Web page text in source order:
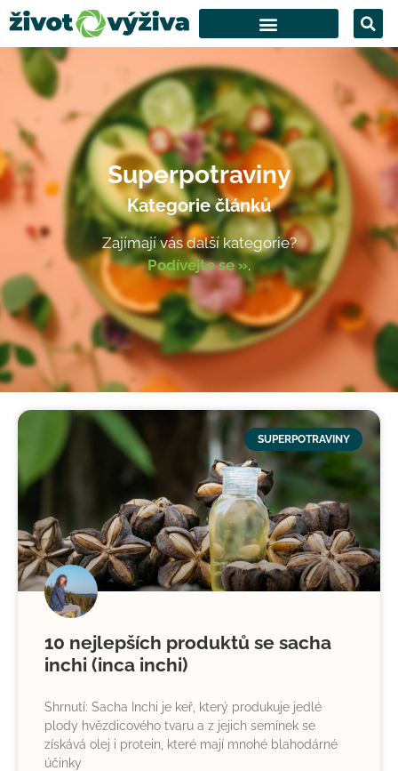
Superpotraviny
Kategorie článků
Zajímají vás další kategorie?
Podívejte se ».
SUPERPOTRAVINY
10 nejlepších produktů se sacha
inchi (inca inchi)
Shrnutí: Sacha Inchi je keř, který produkuje jedlé
plody hvězdicového tvaru a z jejich semínek se
získává olej i protein, které mají mnohé blahodárné
účinky